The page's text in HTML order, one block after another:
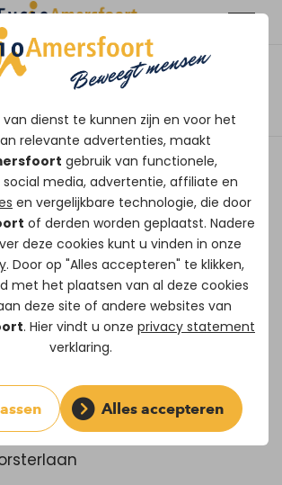
dienst te kunnen zijn en voor het
relevante advertenties, maakt
gebruik van functionele,
media, advertentie, affiliate en
en vergelijkbare technologie, die door
of derden worden geplaatst. Nadere
deze cookies kunt u vinden in onze
. Door op "Alles accepteren" te klikken,
met het plaatsen van al deze cookies
deze site of andere websites van
. Hier vindt u onze privacy statement
verklaring.
Alles accepteren
maken - Fitcoach
passie voor sport en
op prof- en
ben ik sinds 2005 actief in
Ik vind het leuk om
mijn opgedane ervaringen te
de fitness. Daarnaast werk ik
Mijn hobby's zijn
werkzaamheden